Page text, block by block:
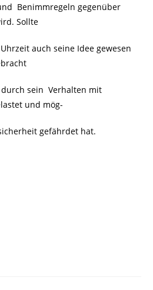
Benimmregeln gegenüber
Sollte
auch seine Idee gewesen
sein Verhalten mit
und mög-
gefährdet hat.